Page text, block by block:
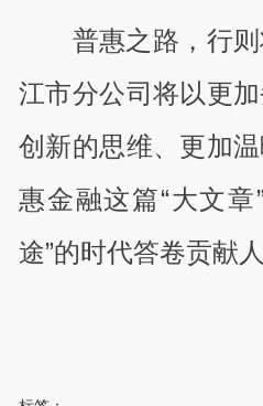
普惠之路，行
江市分公司将以更
创新的思维、更加
惠金融这篇“大文章
途”的时代答卷贡献